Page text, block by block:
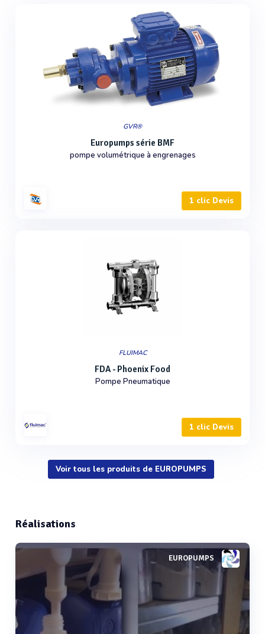
GVR®
Europumps série BMF
pompe volumétrique à engrenages
1 clic Devis
FLUIMAC
FDA - Phoenix Food
Pompe Pneumatique
1 clic Devis
Voir tous les produits de EUROPUMPS
Réalisations
EUROPUMPS